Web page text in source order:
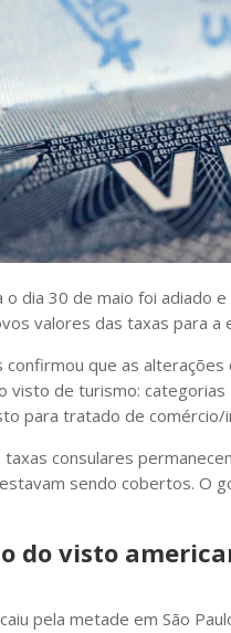
dia 30 de maio foi adiado
valores das taxas para
confirmou que as
de turismo:
para tratado de
taxas consulares
sendo cobertos. O
do visto
pela metade em São